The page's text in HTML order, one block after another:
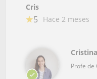
Cris
5 Hace 2 meses
Cristina
Profe de